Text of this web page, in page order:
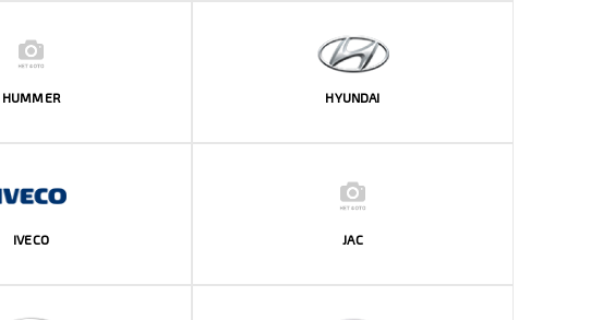
HUMMER HYUNDAI
IVECO JAC